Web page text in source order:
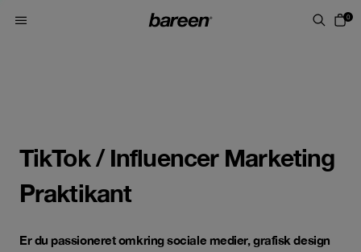
0
TikTok / Influencer Marketing
Praktikant
Er du passioneret omkring sociale medier, grafisk design